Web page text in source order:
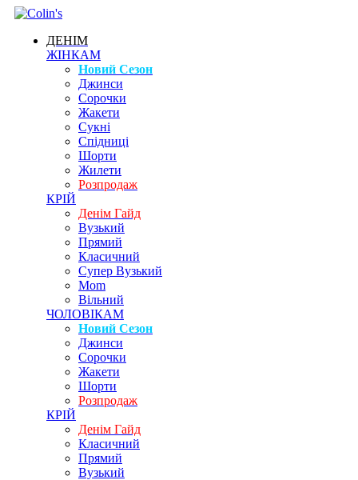
ДЕНІМ
ЖІНКАМ
Новий Сезон
Джинси
Сорочки
Жакети
Сукні
Спідниці
Шорти
Жилети
Розпродаж
КРІЙ
Денім Гайд
Вузький
Прямий
Класичний
Супер Вузький
Mom
Вільний
ЧОЛОВІКАМ
Новий Сезон
Джинси
Сорочки
Жакети
Шорти
Розпродаж
КРІЙ
Денім Гайд
Класичний
Прямий
Вузький